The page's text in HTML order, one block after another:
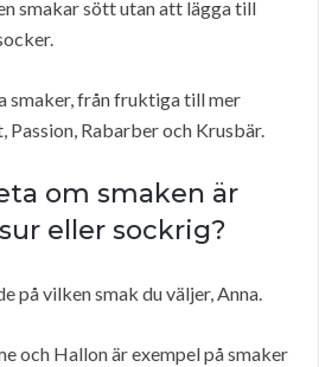
smakar sött utan att lägga till
smaker, från fruktiga till mer
Passion, Rabarber och Krusbär.
om smaken är
eller sockrig?
på vilken smak du väljer, Anna.
och Hallon är exempel på smaker